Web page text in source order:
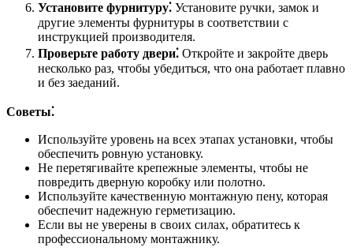
Установите фурнитуру⁚ Установите ручки, замок и
другие элементы фурнитуры в соответствии с
инструкцией производителя.
Проверьте работу двери⁚ Откройте и закройте дверь
несколько раз, чтобы убедиться, что она работает плавно
и без заеданий.
Советы⁚
Используйте уровень на всех этапах установки, чтобы
обеспечить ровную установку.
Не перетягивайте крепежные элементы, чтобы не
повредить дверную коробку или полотно.
Используйте качественную монтажную пену, которая
обеспечит надежную герметизацию.
Если вы не уверены в своих силах, обратитесь к
профессиональному монтажнику.